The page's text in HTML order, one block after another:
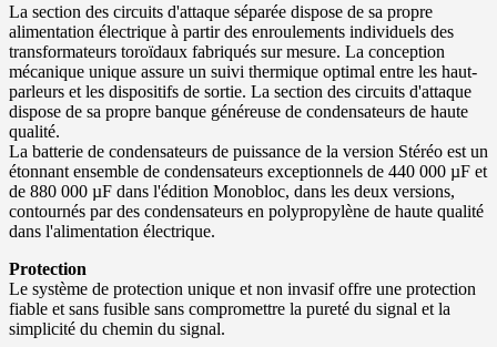
La section des circuits d'attaque séparée dispose de sa propre
alimentation électrique à partir des enroulements individuels des
transformateurs toroïdaux fabriqués sur mesure. La conception
mécanique unique assure un suivi thermique optimal entre les haut-
parleurs et les dispositifs de sortie. La section des circuits d'attaque
dispose de sa propre banque généreuse de condensateurs de haute
qualité.
La batterie de condensateurs de puissance de la version Stéréo est un
étonnant ensemble de condensateurs exceptionnels de 440 000 µF et
de 880 000 µF dans l'édition Monobloc, dans les deux versions,
contournés par des condensateurs en polypropylène de haute qualité
dans l'alimentation électrique.
Protection
Le système de protection unique et non invasif offre une protection
fiable et sans fusible sans compromettre la pureté du signal et la
simplicité du chemin du signal.